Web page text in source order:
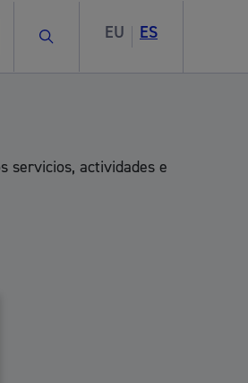
Buscar EU ES
servicios, actividades e